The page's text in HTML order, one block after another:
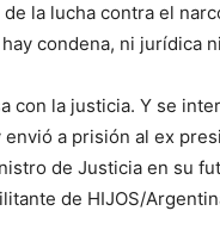
la lucha contra el
condena, ni jurídica
con la justicia. Y se
a prisión al ex
de Justicia en su
de HIJOS/